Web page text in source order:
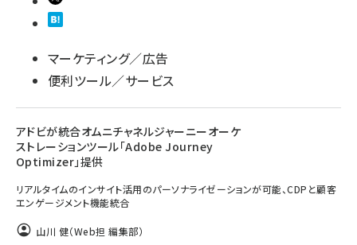
マーケティング／広告
便利ツール／サービス
アドビが統合オムニチャネルジャーニーオーケ
ストレーションツール「Adobe Journey
Optimizer」提供
リアルタイムのインサイト活用のパーソナライゼーションが可能、CDPと顧客
エンゲージメント機能統合
山川 健（Web担 編集部）